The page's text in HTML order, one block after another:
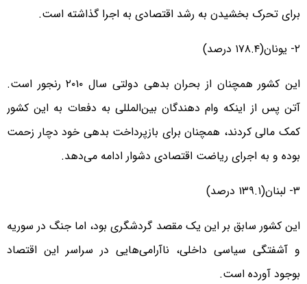
برای تحرک بخشیدن به رشد اقتصادی به اجرا گذاشته است.
۲- یونان(۱۷۸.۴ درصد)
این کشور همچنان از بحران بدهی دولتی سال ۲۰۱۰ رنجور است.
آتن پس از اینکه وام دهندگان بین‌المللی به دفعات به این کشور
کمک مالی کردند، همچنان برای بازپرداخت بدهی خود دچار زحمت
بوده و به اجرای ریاضت اقتصادی دشوار ادامه می‌دهد.
۳- لبنان(۱۳۹.۱ درصد)
این کشور سابق بر این یک مقصد گردشگری بود، اما جنگ در سوریه
و آشفتگی سیاسی داخلی، ناآرامی‌هایی در سراسر این اقتصاد
بوجود آورده است.